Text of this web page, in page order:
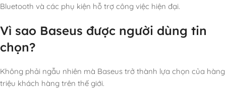
Bluetooth và các phụ kiện hỗ trợ công việc hiện đại.
Vì sao Baseus được người dùng tin
chọn?
Không phải ngẫu nhiên mà Baseus trở thành lựa chọn của hàng
triệu khách hàng trên thế giới.